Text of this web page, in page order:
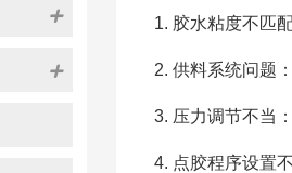
胶水粘度不匹
供料系统问题
压力调节不当
点胶程序设置